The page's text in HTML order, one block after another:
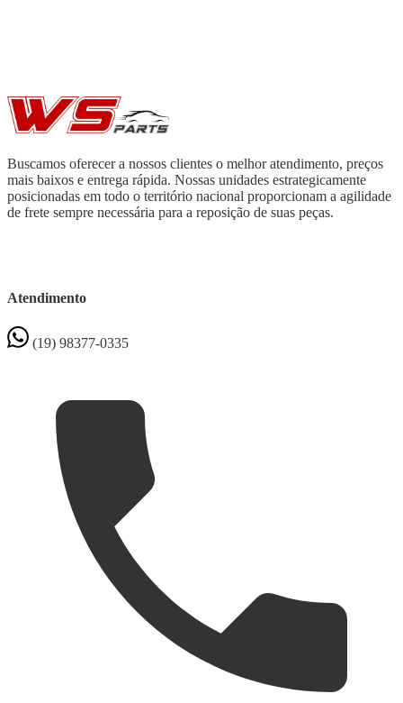
Buscamos oferecer a nossos clientes o melhor atendimento, preços
mais baixos e entrega rápida. Nossas unidades estrategicamente
posicionadas em todo o território nacional proporcionam a agilidade
de frete sempre necessária para a reposição de suas peças.
Atendimento
(19) 98377-0335